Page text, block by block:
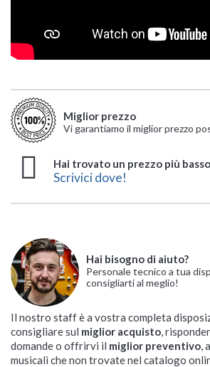
Miglior prezzo
Vi garantiamo il miglior prezzo
Hai trovato un prezzo più
Scrivici dove!
Hai bisogno di aiuto?
Personale tecnico a tua
consigliarti al meglio!
Il nostro staff è a vostra completa
consigliare sul miglior acquisto ,
domande o offrirvi il miglior preventivo ,
musicali che non trovate nel catalogo